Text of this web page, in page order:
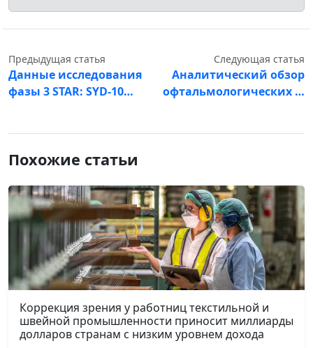
Предыдущая статья
Данные исследования
фазы 3 STAR: SYD-10…
Следующая статья
Аналитический обзор
офтальмологических …
Похожие статьи
Коррекция зрения у работниц текстильной и
швейной промышленности приносит миллиарды
долларов странам с низким уровнем дохода